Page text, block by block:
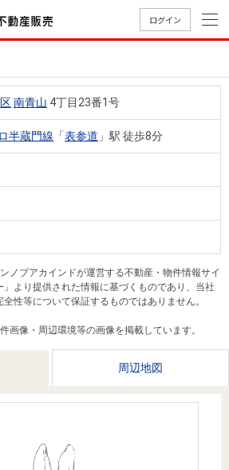
ログイン
新
築・
中古
一戸
建て
を探
売
却
相
談
AI
店舗のご
案内（名
古屋）
店舗のご
案内（関
西）
会社概
要
MUFG
Way
組織図
覧
図
ニュース
リリース
キャリア
採用情報
周辺地図
南青山 4丁目23番1号
半蔵門線 「表参道 」駅 徒歩8分
ノブアカインドが運営する不動産・物件情報サイ
」より提供された情報に基づくものであり、当社
性等について保証するものではありません。
画像・周辺環境等の画像を掲載しています。